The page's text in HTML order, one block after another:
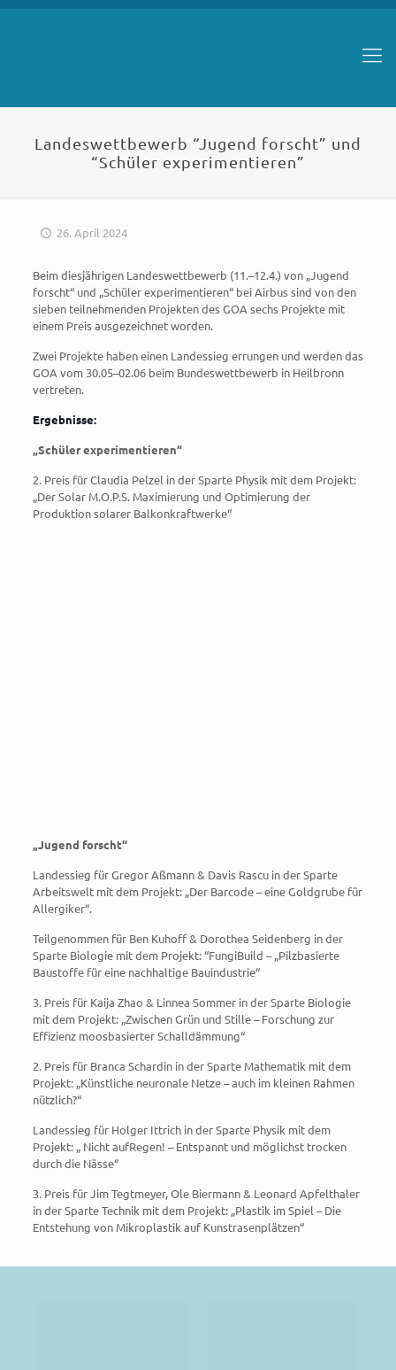
Landeswettbewerb “Jugend forscht” und
“Schüler experimentieren”
26. April 2024
Beim diesjährigen Landeswettbewerb (11.–12.4.) von „Jugend
forscht“ und „Schüler experimentieren“ bei Airbus sind von den
sieben teilnehmenden Projekten des GOA sechs Projekte mit
einem Preis ausgezeichnet worden.
Zwei Projekte haben einen Landessieg errungen und werden das
GOA vom 30.05–02.06 beim Bundeswettbewerb in Heilbronn
vertreten.
Ergebnisse:
„Schüler experimentieren“
2. Preis für Claudia Pelzel in der Sparte Physik mit dem Projekt:
„Der Solar M.O.P.S. Maximierung und Optimierung der
Produktion solarer Balkonkraftwerke“
„Jugend forscht“
Landessieg für Gregor Aßmann & Davis Rascu in der Sparte
Arbeitswelt mit dem Projekt: „Der Barcode – eine Goldgrube für
Allergiker“.
Teilgenommen für Ben Kuhoff & Dorothea Seidenberg in der
Sparte Biologie mit dem Projekt: “FungiBuild – „Pilzbasierte
Baustoffe für eine nachhaltige Bauindustrie“
3. Preis für Kaija Zhao & Linnea Sommer in der Sparte Biologie
mit dem Projekt: „Zwischen Grün und Stille – Forschung zur
Effizienz moosbasierter Schalldämmung“
2. Preis für Branca Schardin in der Sparte Mathematik mit dem
Projekt: „Künstliche neuronale Netze – auch im kleinen Rahmen
nützlich?“
Landessieg für Holger Ittrich in der Sparte Physik mit dem
Projekt: „ Nicht aufRegen! – Entspannt und möglichst trocken
durch die Nässe“
3. Preis für Jim Tegtmeyer, Ole Biermann & Leonard Apfelthaler
in der Sparte Technik mit dem Projekt: „Plastik im Spiel – Die
Entstehung von Mikroplastik auf Kunstrasenplätzen“